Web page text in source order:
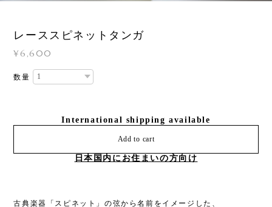
レーススピネットタンガ
¥6,600
数量
International shipping available
Add to cart
日本国内にお住まいの方向け
古典楽器「スピネット」の弦から名前をイメージした、